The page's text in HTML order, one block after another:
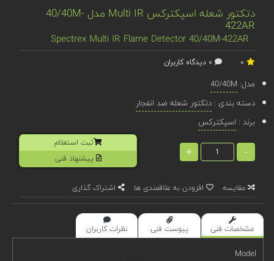
دتکتور شعله اسپکترکس Multi IR مدل 40/40M-
422AR
Spectrex Multi IR Flame Detector 40/40M-422AR
مدل: 40/40M
دسته بندی :دتکتور شعله ضد انفجار
برند : اسپکترکس
-
+
ثبت استعلام
پیشنهاد فنی
مقایسه افزودن به علاقمندی ها اشتراک گذاری
مشخصات فنی پیوست فنی نظرات کاربران
Model